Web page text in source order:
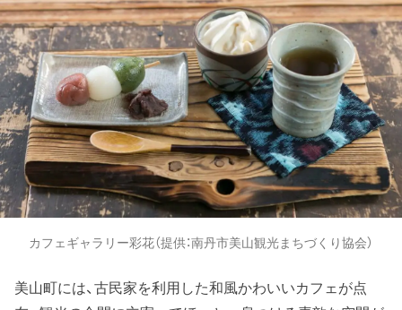
カフェギャラリー彩花（提供：南丹市美山観光まちづくり協会）
美山町には、古民家を利用した和風かわいいカフェが点